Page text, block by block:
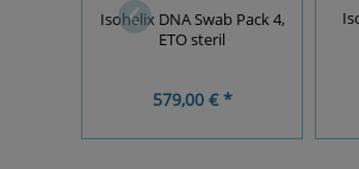
Isohelix DNA Swab Pack 4,
ETO steril
579,00 € *